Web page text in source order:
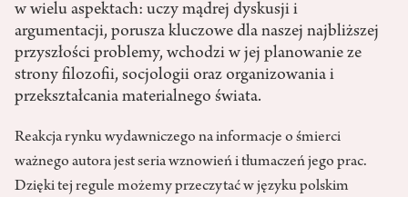
w wielu aspektach: uczy mądrej dyskusji i
argumentacji, porusza kluczowe dla naszej najbliższej
przyszłości problemy, wchodzi w jej planowanie ze
strony filozofii, socjologii oraz organizowania i
przekształcania materialnego świata.
Reakcja rynku wydawniczego na informacje o śmierci
ważnego autora jest seria wznowień i tłumaczeń jego prac.
Dzięki tej regule możemy przeczytać w języku polskim